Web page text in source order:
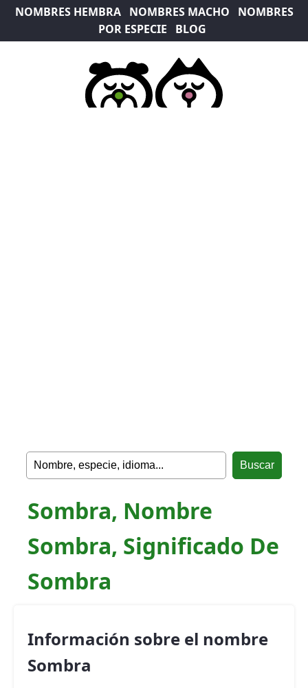
NOMBRES HEMBRA NOMBRES MACHO
NOMBRES
POR ESPECIE
BLOG
Sombra, Nombre
Sombra, Significado De
Sombra
Información sobre el nombre
Sombra